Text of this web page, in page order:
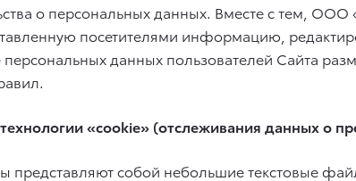
о персональных данных. Вместе с тем,
посетителями информацию,
персональных данных пользователей Сайта
«cookie» (отслеживания данных о
представляют собой небольшие текстовые